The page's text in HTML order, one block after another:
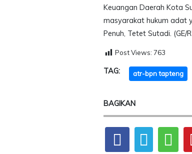
Keuangan Daerah Kota
masyarakat hukum adat
Penuh, Tetet Sutadi. (GE/
Post Views: 763
TAG: atr-bpn tapteng
BAGIKAN